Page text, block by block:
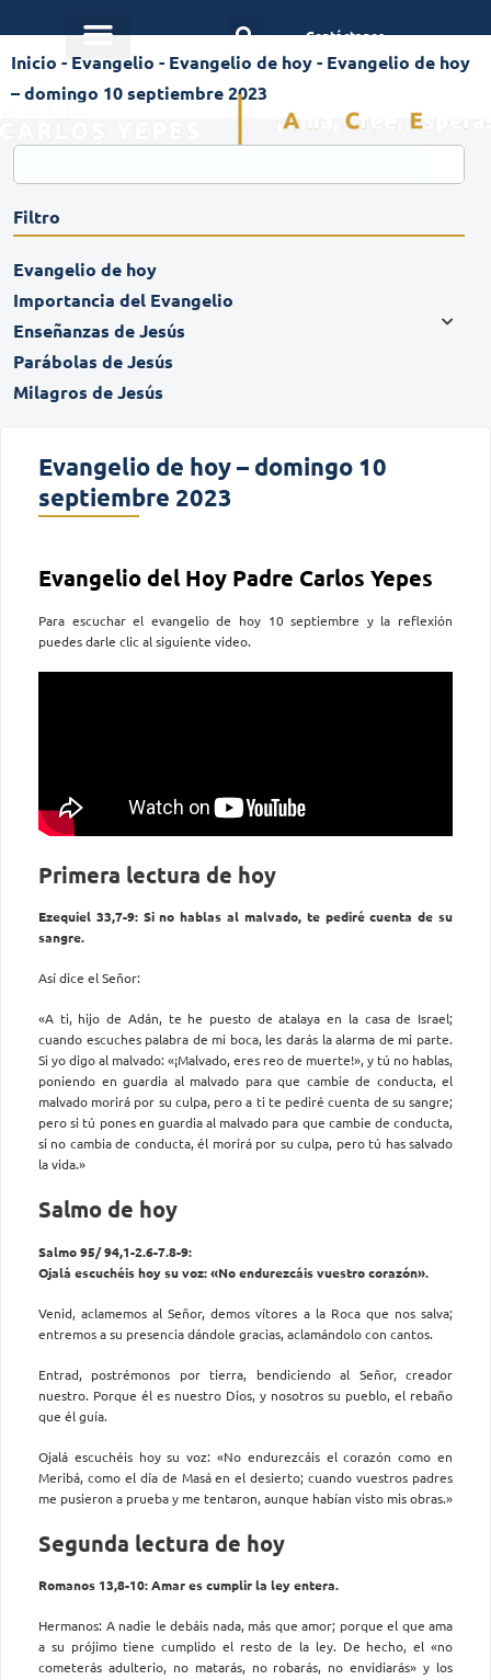
Contáctanos
Inicio - Evangelio - Evangelio de hoy- Evangelio de hoy
– domingo 10 septiembre 2023
Filtro
Evangelio de hoy
Importancia del Evangelio
Enseñanzas de Jesús
Parábolas de Jesús
Milagros de Jesús
Evangelio de hoy – domingo 10
septiembre 2023
Evangelio del Hoy Padre Carlos Yepes
Para escuchar el evangelio de hoy 10 septiembre y la reflexión
puedes darle clic al siguiente video.
Primera lectura de hoy
Ezequiel 33,7-9: Si no hablas al malvado, te pediré cuenta de su
sangre.
Así dice el Señor:
«A ti, hijo de Adán, te he puesto de atalaya en la casa de Israel;
cuando escuches palabra de mi boca, les darás la alarma de mi parte.
Si yo digo al malvado: «¡Malvado, eres reo de muerte!», y tú no hablas,
poniendo en guardia al malvado para que cambie de conducta, el
malvado morirá por su culpa, pero a ti te pediré cuenta de su sangre;
pero si tú pones en guardia al malvado para que cambie de conducta,
si no cambia de conducta, él morirá por su culpa, pero tú has salvado
la vida.»
Salmo de hoy
Salmo 95/ 94,1-2.6-7.8-9:
Ojalá escuchéis hoy su voz: «No endurezcáis vuestro corazón».
Venid, aclamemos al Señor, demos vítores a la Roca que nos salva;
entremos a su presencia dándole gracias, aclamándolo con cantos.
Entrad, postrémonos por tierra, bendiciendo al Señor, creador
nuestro. Porque él es nuestro Dios, y nosotros su pueblo, el rebaño
que él guía.
Ojalá escuchéis hoy su voz: «No endurezcáis el corazón como en
Meribá, como el día de Masá en el desierto; cuando vuestros padres
me pusieron a prueba y me tentaron, aunque habían visto mis obras.»
Segunda lectura de hoy
Romanos 13,8-10: Amar es cumplir la ley entera.
Hermanos: A nadie le debáis nada, más que amor; porque el que ama
a su prójimo tiene cumplido el resto de la ley. De hecho, el «no
cometerás adulterio, no matarás, no robarás, no envidiarás» y los